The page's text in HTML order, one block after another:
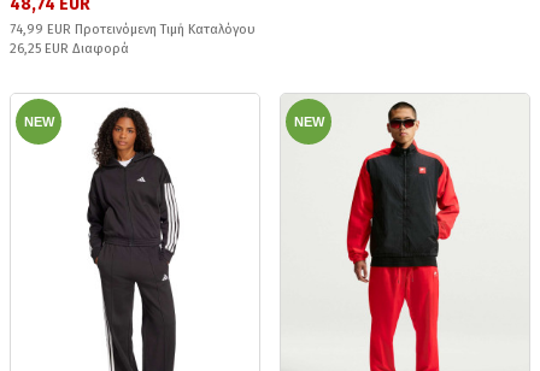
48,74 EUR
74,99 EUR Προτεινόμενη Τιμή Καταλόγου
26,25 EUR Διαφορά
NEW NEW